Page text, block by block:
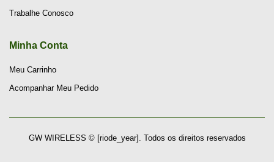
Trabalhe Conosco
Minha Conta
Meu Carrinho
Acompanhar Meu Pedido
GW WIRELESS © [riode_year]. Todos os direitos reservados